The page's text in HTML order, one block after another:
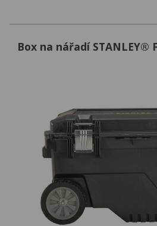
Box na nářadí STANLEY®